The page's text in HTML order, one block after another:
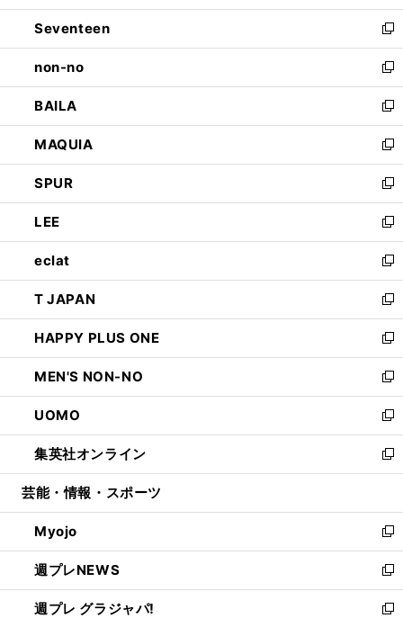
開
く
ウ
で
開
く
ン
ド
ウ
で
開
く
Seventeen
新
し
い
ウ
ィ
ン
ド
ウ
で
開
く
non-no
新
し
い
ウ
ィ
ン
ド
ウ
で
開
く
BAILA
新
し
い
ウ
ィ
ン
ド
ウ
で
開
く
MAQUIA
新
し
い
ウ
ィ
ン
ド
ウ
で
開
く
SPUR
新
し
い
ウ
ィ
ン
ド
ウ
で
開
く
LEE
新
し
い
ウ
ィ
ン
ド
ウ
で
開
く
eclat
新
し
い
ウ
ィ
ン
ド
ウ
で
開
く
T JAPAN
新
し
い
ウ
ィ
ン
ド
ウ
で
開
HAPPY PLUS ONE
新
し
い
ウ
ィ
ン
ド
ウ
開
く
MEN'S NON-NO
新
し
い
ウ
ィ
ン
ウ
で
開
く
UOMO
新
し
い
ウ
ン
ド
ウ
で
開
く
集英社オンライン
新
し
ウ
ィ
ン
ド
ウ
で
芸能・情報・スポーツ
Myojo
新
し
い
ウ
ィ
週プレNEWS
新
し
い
週プレ グラジャパ!
新